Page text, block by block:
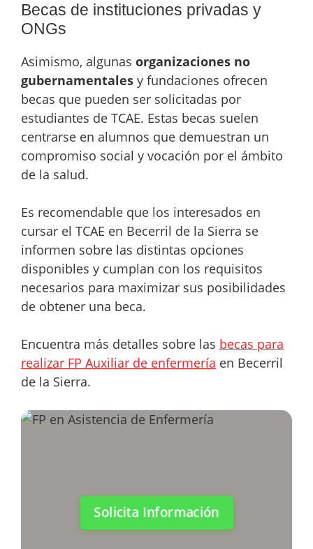
Becas de instituciones privadas y
ONGs
Asimismo, algunas organizaciones no
gubernamentales y fundaciones ofrecen
becas que pueden ser solicitadas por
estudiantes de TCAE. Estas becas suelen
centrarse en alumnos que demuestran un
compromiso social y vocación por el ámbito
de la salud.
Es recomendable que los interesados en
cursar el TCAE en Becerril de la Sierra se
informen sobre las distintas opciones
disponibles y cumplan con los requisitos
necesarios para maximizar sus posibilidades
de obtener una beca.
Encuentra más detalles sobre las becas para
realizar FP Auxiliar de enfermería en Becerril
de la Sierra.
Solicita Información